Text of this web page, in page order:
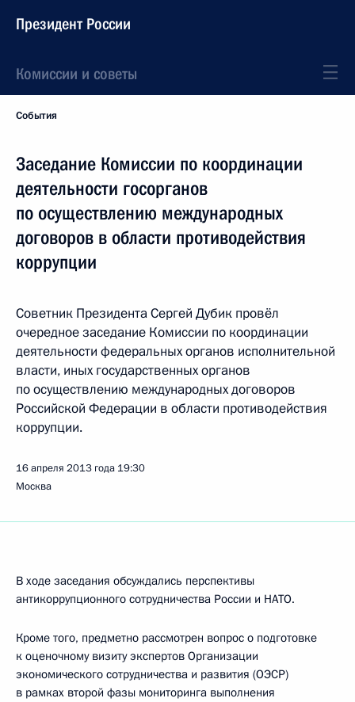
Президент России
Комиссии и советы
События
Заседание Комиссии по координации
деятельности госорганов
по осуществлению международных
договоров в области противодействия
коррупции
Советник Президента Сергей Дубик провёл
очередное заседание Комиссии по координации
деятельности федеральных органов исполнительной
власти, иных государственных органов
по осуществлению международных договоров
Российской Федерации в области противодействия
коррупции.
16 апреля 2013 года 19:30
Москва
В ходе заседания обсуждались перспективы
антикоррупционного сотрудничества России и НАТО.
Кроме того, предметно рассмотрен вопрос о подготовке
к оценочному визиту экспертов Организации
экономического сотрудничества и развития (ОЭСР)
в рамках второй фазы мониторинга выполнения